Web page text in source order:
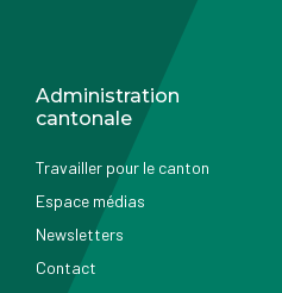
Administration
cantonale
Travailler pour le canton
Espace médias
Newsletters
Contact